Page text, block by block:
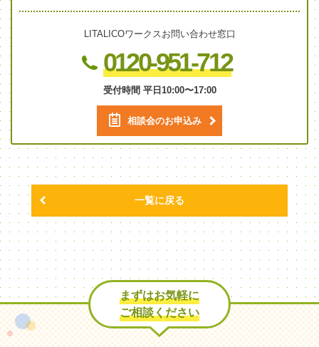
LITALICOワークスお問い合わせ窓口
0120-951-712
受付時間 平日10:00〜17:00
相談会のお申込み
一覧に戻る
まずはお気軽に
ご相談ください